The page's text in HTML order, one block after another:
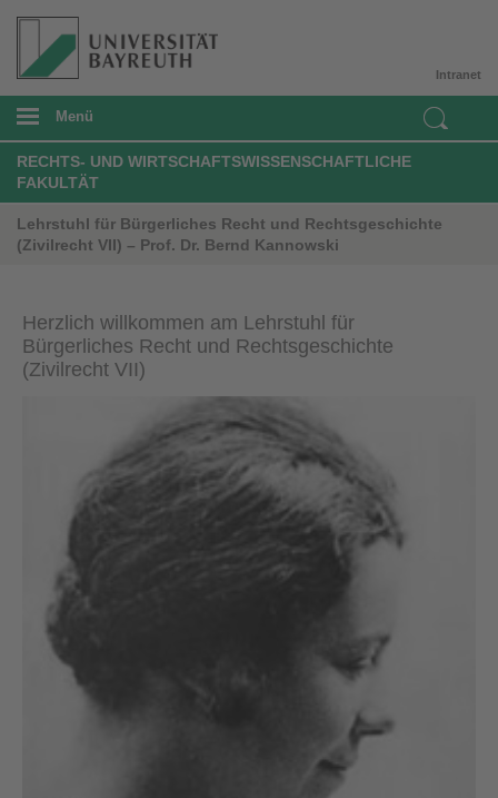
Intranet
Menü
RECHTS- UND WIRTSCHAFTSWISSENSCHAFTLICHE
FAKULTÄT
Lehrstuhl für Bürgerliches Recht und Rechtsgeschichte
(Zivilrecht VII) – Prof. Dr. Bernd Kannowski
Herzlich willkommen am Lehrstuhl für
Bürgerliches Recht und Rechtsgeschichte
(Zivilrecht VII)